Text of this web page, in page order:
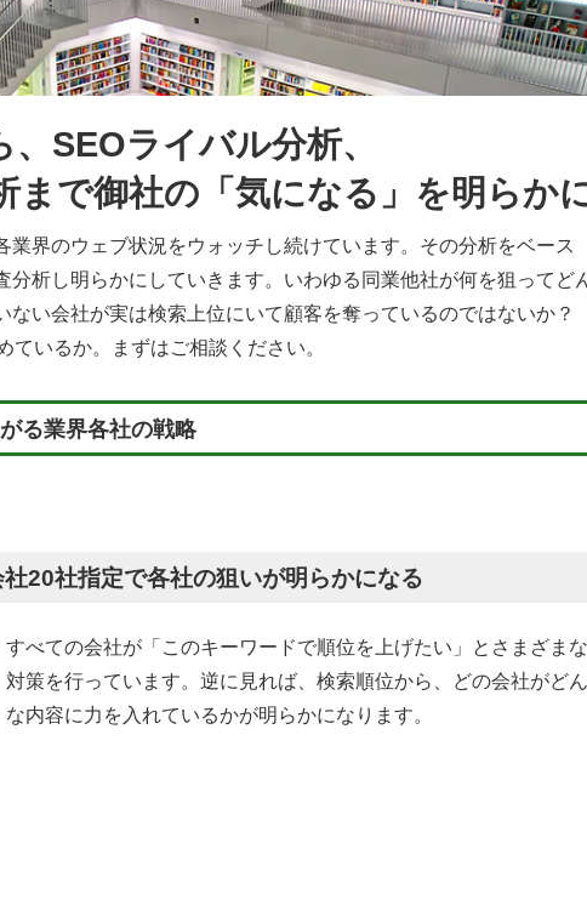
SEOライバル分析、
まで御社の「気になる」を明らか
業界のウェブ状況をウォッチし続けています。その分析をベース
分析し明らかにしていきます。いわゆる同業他社が何を狙ってど
ない会社が実は検索上位にいて顧客を奪っているのではないか
いるか。まずはご相談ください。
る業界各社の戦略
20社指定で各社の狙いが明らかになる
すべての会社が「このキーワードで順位を上げたい」とさまざま
対策を行っています。逆に見れば、検索順位から、どの会社がど
な内容に力を入れているかが明らかになります。